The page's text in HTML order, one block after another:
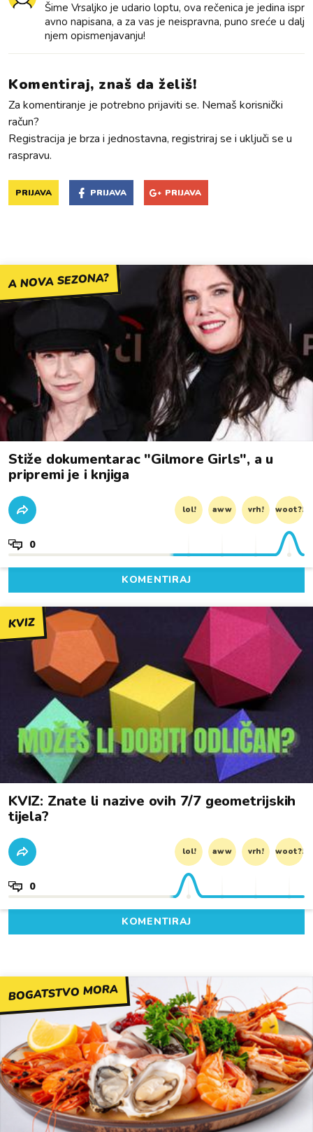
Šime Vrsaljko je udario loptu, ova rečenica je jedina ispr
avno napisana, a za vas je neispravna, puno sreće u dalj
njem opismenjavanju!
Komentiraj, znaš da želiš!
Za komentiranje je potrebno prijaviti se. Nemaš korisnički
račun?
Registracija je brza i jednostavna, registriraj se i uključi se u
raspravu.
PRIJAVA PRIJAVA PRIJAVA
A NOVA SEZONA?
Stiže dokumentarac "Gilmore Girls", a u
pripremi je i knjiga
lol! aww vrh! woot?!
0
KOMENTIRAJ
KVIZ
KVIZ: Znate li nazive ovih 7/7 geometrijskih
tijela?
lol! aww vrh! woot?!
0
KOMENTIRAJ
BOGATSTVO MORA